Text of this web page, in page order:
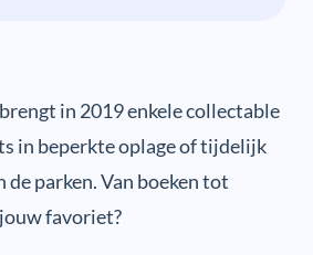
in 2019 enkele collectable
in beperkte oplage of tijdelijk
parken. Van boeken tot
favoriet?